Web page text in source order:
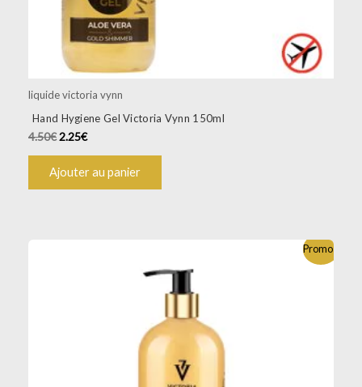
liquide victoria vynn
Hand Hygiene Gel Victoria Vynn 150ml
4.50€2.25€
Ajouter au panier
Promo !